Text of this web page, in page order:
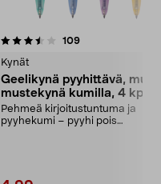
109arvostelut
Kynät
Geelikynä pyyhittävä, musta
mustekynä kumilla, 4 kpl
Pehmeä kirjoitustuntuma ja
pyyhekumi – pyyhi pois
4.5 viidestä